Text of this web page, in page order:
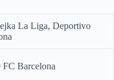
La Liga, Deportivo
Barcelona